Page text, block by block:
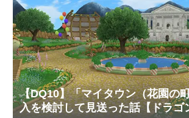
【DQ10】「マイタウン（花園の
入を検討して見送った話【ドラゴ